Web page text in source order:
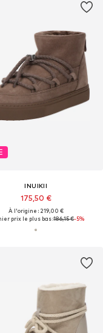
INUIKII
175,50 €
À l'origine : 219,00 €
prix le plus bas :186,15 €-5%